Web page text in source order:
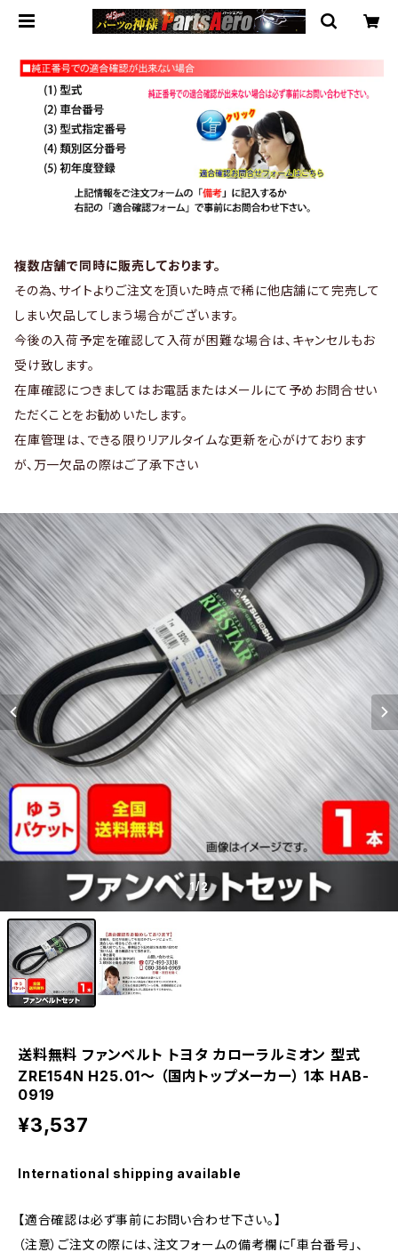
複数店舗で同時に販売しております。
その為、サイトよりご注文を頂いた時点で稀に他店舗にて完売して
しまい欠品してしまう場合がございます。
今後の入荷予定を確認して入荷が困難な場合は、キャンセルもお
受け致します。
在庫確認につきましてはお電話またはメールにて予めお問合せい
ただくことをお勧めいたします。
在庫管理は、できる限りリアルタイムな更新を心がけております
が、万一欠品の際はご了承下さい
1/2
送料無料 ファンベルト トヨタ カローラルミオン 型式
ZRE154N H25.01～ （国内トップメーカー） 1本 HAB-
0919
¥3,537
International shipping available
【適合確認は必ず事前にお問い合わせ下さい。】
（注意）ご注文の際には、注文フォームの備考欄に「車台番号」、